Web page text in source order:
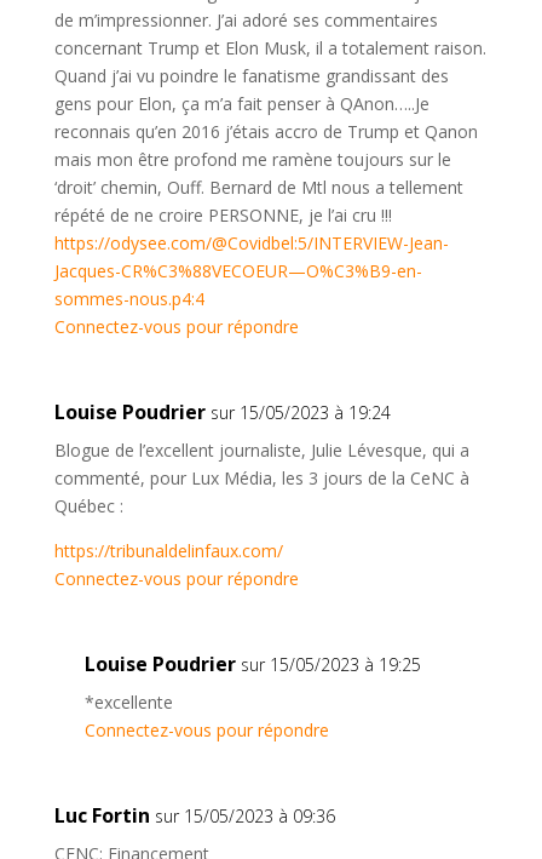
de m’impressionner. J’ai adoré ses commentaires
concernant Trump et Elon Musk, il a totalement raison.
Quand j’ai vu poindre le fanatisme grandissant des
gens pour Elon, ça m’a fait penser à QAnon…..Je
reconnais qu’en 2016 j’étais accro de Trump et Qanon
mais mon être profond me ramène toujours sur le
‘droit’ chemin, Ouff. Bernard de Mtl nous a tellement
répété de ne croire PERSONNE, je l’ai cru !!!
https://odysee.com/@Covidbel:5/INTERVIEW-Jean-
Jacques-CR%C3%88VECOEUR—O%C3%B9-en-
sommes-nous.p4:4
Connectez-vous pour répondre
Louise Poudrier sur 15/05/2023 à 19:24
Blogue de l’excellent journaliste, Julie Lévesque, qui a
commenté, pour Lux Média, les 3 jours de la CeNC à
Québec :
https://tribunaldelinfaux.com/
Connectez-vous pour répondre
Louise Poudrier sur 15/05/2023 à 19:25
*excellente
Connectez-vous pour répondre
Luc Fortin sur 15/05/2023 à 09:36
CENC: Financement